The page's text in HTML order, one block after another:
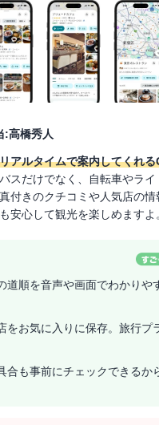
:高橋秀人
アルタイムで案内してくれ
スだけでなく、自転車やラ
付きのクチコミや人気店の
安心して観光を楽しめますよ
道順を音声や画面でわかりや
をお気に入りに保存。旅行プ
合も事前にチェックできるか